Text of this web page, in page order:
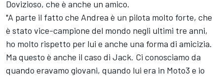
Dovizioso, che è anche un amico.
"A parte il fatto che Andrea è un pilota molto forte, che
è stato vice-campione del mondo negli ultimi tre anni,
ho molto rispetto per lui e anche una forma di amicizia.
Ma questo è anche il caso di Jack. Ci conosciamo da
quando eravamo giovani, quando lui era in Moto3 e io